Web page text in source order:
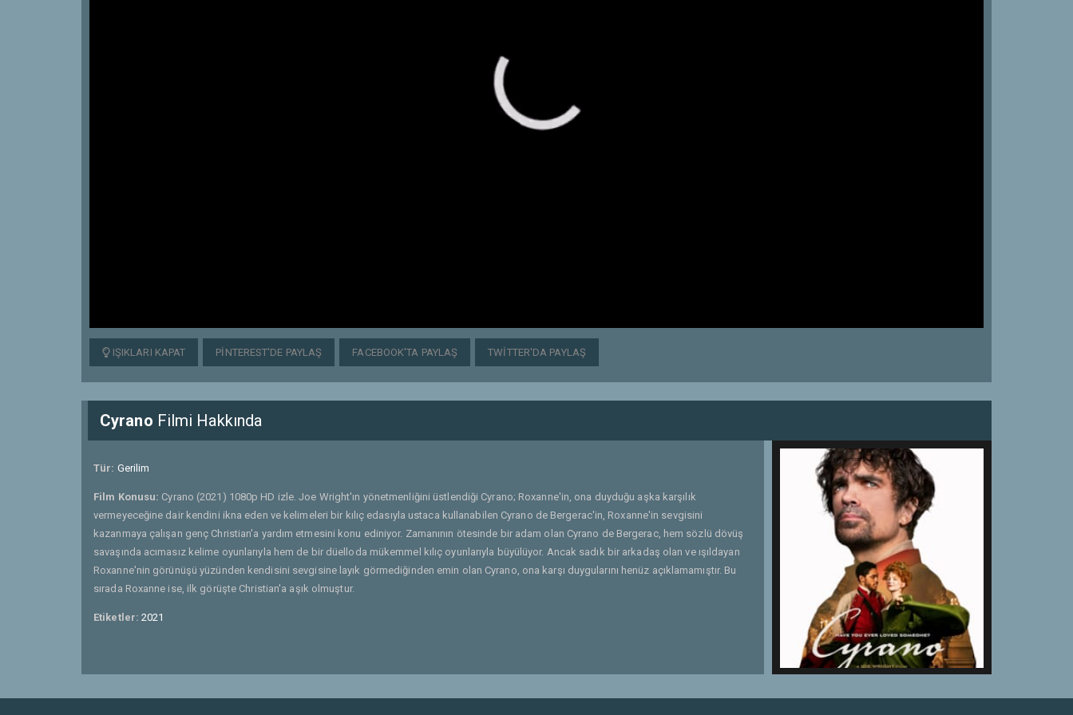
IŞIKLARI KAPAT PINTEREST'DE PAYLAŞ FACEBOOK'TA PAYLAŞ TWITTER'DA PAYLAŞ
Cyrano Filmi Hakkında
Tür: Gerilim
Film Konusu: Cyrano (2021) 1080p HD izle. Joe Wright'ın yönetmenliğini üstlendiği Cyrano; Roxanne'in, ona duyduğu aşka karşılık
vermeyeceğine dair kendini ikna eden ve kelimeleri bir kılıç edasıyla ustaca kullanabilen Cyrano de Bergerac'in, Roxanne'in sevgisini
kazanmaya çalışan genç Christian'a yardım etmesini konu ediniyor. Zamanının ötesinde bir adam olan Cyrano de Bergerac, hem sözlü dövüş
savaşında acımasız kelime oyunlarıyla hem de bir düelloda mükemmel kılıç oyunlarıyla büyülüyor. Ancak sadık bir arkadaş olan ve ışıldayan
Roxanne'nin görünüşü yüzünden kendisini sevgisine layık görmediğinden emin olan Cyrano, ona karşı duygularını henüz açıklamamıştır. Bu
sırada Roxanne ise, ilk görüşte Christian'a aşık olmuştur.
Etiketler:2021